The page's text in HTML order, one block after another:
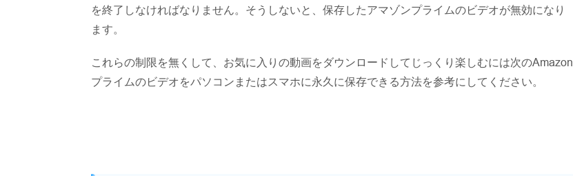
を終了しなければなりません。そうしないと、保存したアマゾンプライムのビデオが無効になり
ます。
これらの制限を無くして、お気に入りの動画をダウンロードしてじっくり楽しむには次のAmazon
プライムのビデオをパソコンまたはスマホに永久に保存できる方法を参考にしてください。